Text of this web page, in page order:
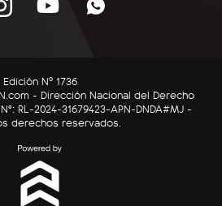
Edición Nº 1736
- Dirección Nacional del Derecho
RL-2024-31679423-APN-DNDA#MJ -
derechos reservados.